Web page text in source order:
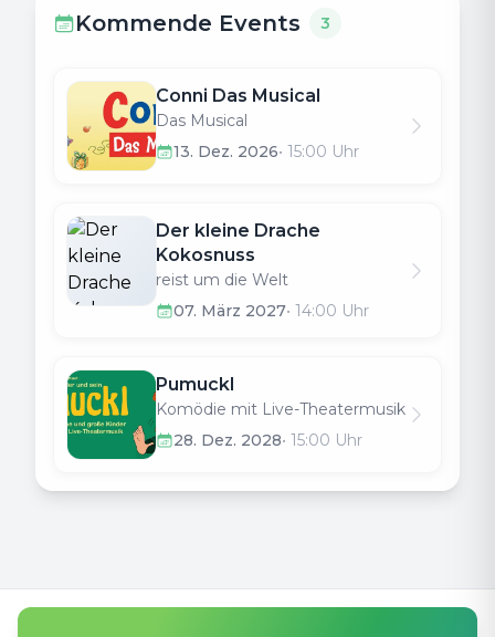
Kommende Events 3
Conni Das Musical
Das Musical
13. Dez. 2026• 15:00 Uhr
Der kleine Drache
Kokosnuss
reist um die Welt
07. März 2027• 14:00 Uhr
Pumuckl
Komödie mit Live-Theatermusik
28. Dez. 2028• 15:00 Uhr